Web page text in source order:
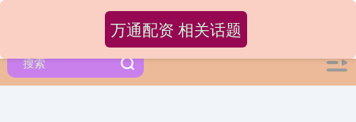
万通配资 相关话题